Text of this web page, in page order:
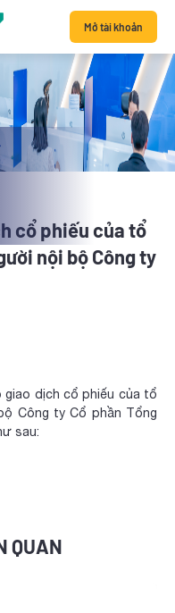
Mở tài khoản
cổ phiếu của tổ
nội bộ Công ty
giao dịch cổ phiếu của tổ
Công ty Cổ phần Tổng
sau:
QUAN